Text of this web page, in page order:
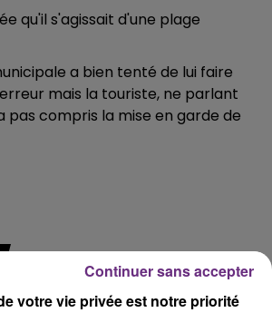
qu'il s'agissait d'une plage
a bien tenté de lui faire
mais la touriste, ne parlant
pas compris la mise en garde de
votre vie privée est notre priorité
Continuer sans accepter